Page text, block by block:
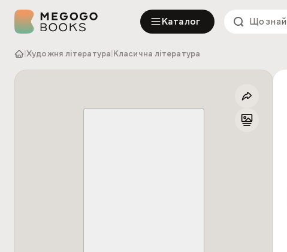
Каталог
|Художня література Класична література